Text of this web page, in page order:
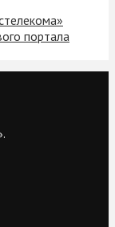
портала